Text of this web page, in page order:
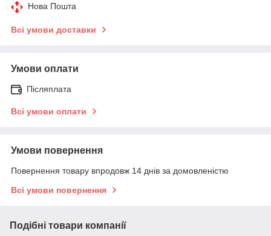
Нова Пошта
Всі умови доставки
Умови оплати
Післяплата
Всі умови оплати
Умови повернення
Повернення товару впродовж 14 днів за домовленістю
Всі умови повернення
Подібні товари компанії